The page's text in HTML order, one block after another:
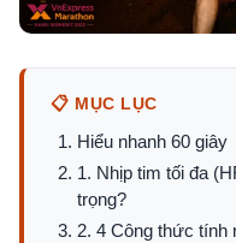
📋 MỤC LỤC
Hiểu nhanh 60 giây
1. Nhịp tim tối đa
trọng?
2. 4 Công thức tính